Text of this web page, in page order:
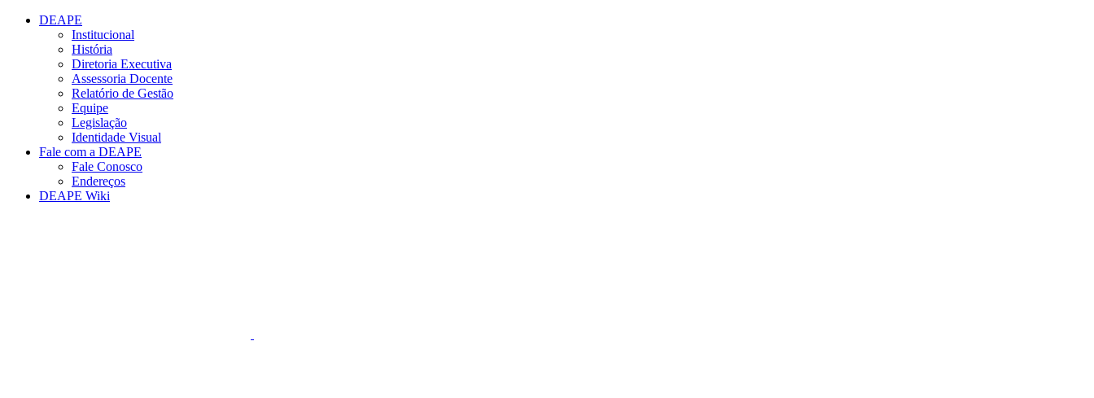
Conteúdo principal
DEAPE
Institucional
História
Diretoria Executiva
Assessoria Docente
Relatório de Gestão
Equipe
Legislação
Identidade Visual
Fale com a DEAPE
Fale Conosco
Endereços
DEAPE Wiki